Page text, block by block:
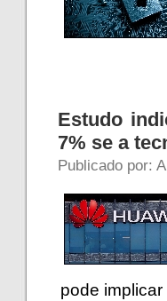
Estudo
7% se a
Publicado por:
pode